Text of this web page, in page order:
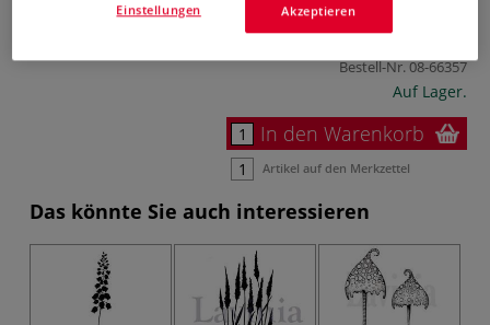
inklusive 20% bzw. 10% MwSt,
ggf. zuzüglichVersandkosten
Bestell-Nr.08-66357
Auf Lager.
In den Warenkorb
Artikel auf den Merkzettel
Das könnte Sie auch interessieren
Akzeptieren
Einstellungen